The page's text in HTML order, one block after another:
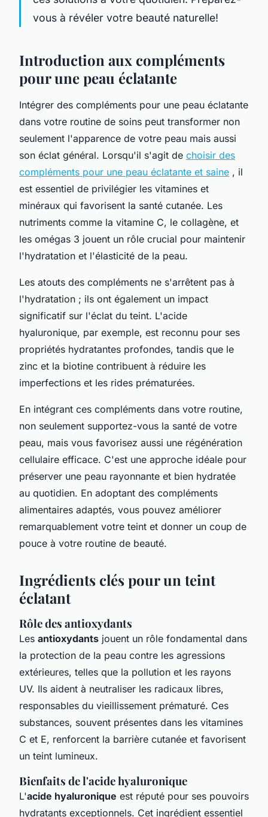
vous à révéler votre beauté naturelle!
Introduction aux compléments
pour une peau éclatante
Intégrer des compléments pour une peau éclatante
dans votre routine de soins peut transformer non
seulement l'apparence de votre peau mais aussi
son éclat général. Lorsqu'il s'agit de choisir des
compléments pour une peau éclatante et saine , il
est essentiel de privilégier les vitamines et
minéraux qui favorisent la santé cutanée. Les
nutriments comme la vitamine C, le collagène, et
les omégas 3 jouent un rôle crucial pour maintenir
l'hydratation et l'élasticité de la peau.
Les atouts des compléments ne s'arrêtent pas à
l'hydratation ; ils ont également un impact
significatif sur l'éclat du teint. L'acide
hyaluronique, par exemple, est reconnu pour ses
propriétés hydratantes profondes, tandis que le
zinc et la biotine contribuent à réduire les
imperfections et les rides prématurées.
En intégrant ces compléments dans votre routine,
non seulement supportez-vous la santé de votre
peau, mais vous favorisez aussi une régénération
cellulaire efficace. C'est une approche idéale pour
préserver une peau rayonnante et bien hydratée
au quotidien. En adoptant des compléments
alimentaires adaptés, vous pouvez améliorer
remarquablement votre teint et donner un coup de
pouce à votre routine de beauté.
Ingrédients clés pour un teint
éclatant
Rôle des antioxydants
Les antioxydants jouent un rôle fondamental dans
la protection de la peau contre les agressions
extérieures, telles que la pollution et les rayons
UV. Ils aident à neutraliser les radicaux libres,
responsables du vieillissement prématuré. Ces
substances, souvent présentes dans les vitamines
C et E, renforcent la barrière cutanée et favorisent
un teint lumineux.
Bienfaits de l'acide hyaluronique
L'acide hyaluronique est réputé pour ses pouvoirs
hydratants exceptionnels. Cet ingrédient essentiel